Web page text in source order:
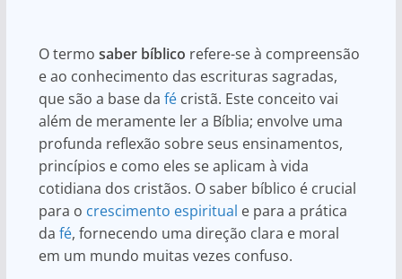
p o
k
O termo saber bíblico refere-se à compreensão
e ao conhecimento das escrituras sagradas,
que são a base da fécristã. Este conceito vai
além de meramente ler a Bíblia; envolve uma
profunda reflexão sobre seus ensinamentos,
princípios e como eles se aplicam à vida
cotidiana dos cristãos. O saber bíblico é crucial
para o crescimento espiritual e para a prática
da fé, fornecendo uma direção clara e moral
em um mundo muitas vezes confuso.